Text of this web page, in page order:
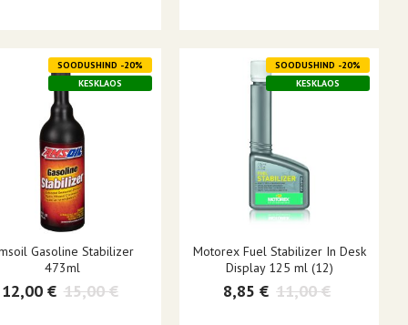
SOODUSHIND -20%
KESKLAOS
Gasoline Stabilizer
473ml
12,00 € 15,00 €
SOODUSHIND -20%
KESKLAOS
Motorex Fuel Stabilizer In Desk
Display 125 ml (12)
8,85 € 11,00 €